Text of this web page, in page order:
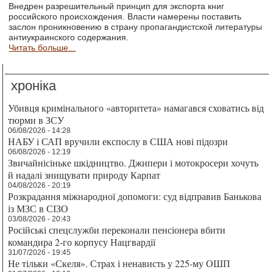
Внедрен разрешительный принцип для экспорта книг
российского происхождения. Власти намерены поставить
заслон проникновению в страну пропагандистской литературы
антиукраинского содержания.
Читать больше...
хроніка
Убивця кримінального «авторитета» намагався сховатись від
тюрми в ЗСУ
06/08/2026 - 14:28
НАБУ і САП вручили експослу в США нові підозри
06/08/2026 - 12:19
Звичайнісіньке шкідництво. Джипери і мотокросери хочуть
й надалі знищувати природу Карпат
04/08/2026 - 20:19
Розкрадання міжнародної допомоги: суд відправив Банькова
із МЗС в СІЗО
03/08/2026 - 20:43
Російські спецслужби переконали пенсіонера вбити
командира 2-го корпусу Нацгвардії
31/07/2026 - 19:45
Не тільки «Скеля». Страх і ненависть у 225-му ОШП